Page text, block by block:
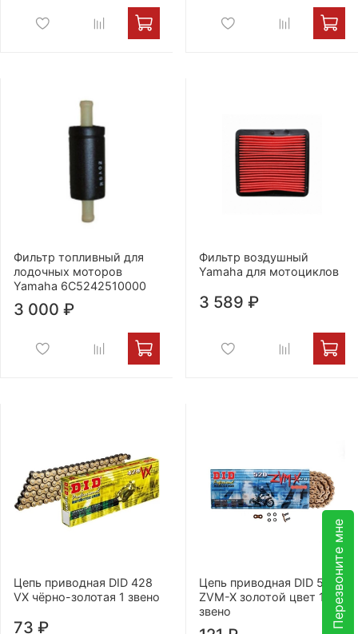
Перезвоните мне
Фильтр топливный для
лодочных моторов
Yamaha 6C5242510000
3 000 ₽
Фильтр воздушный
Yamaha для мотоциклов
3 589 ₽
Цепь приводная DID 428
VX чёрно-золотая 1 звено
73 ₽
Цепь приводная DID 520
ZVM-X золотой цвет 1
звено